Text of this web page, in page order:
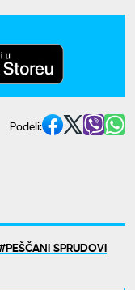
Podeli:
PEŠČANI SPRUDOVI